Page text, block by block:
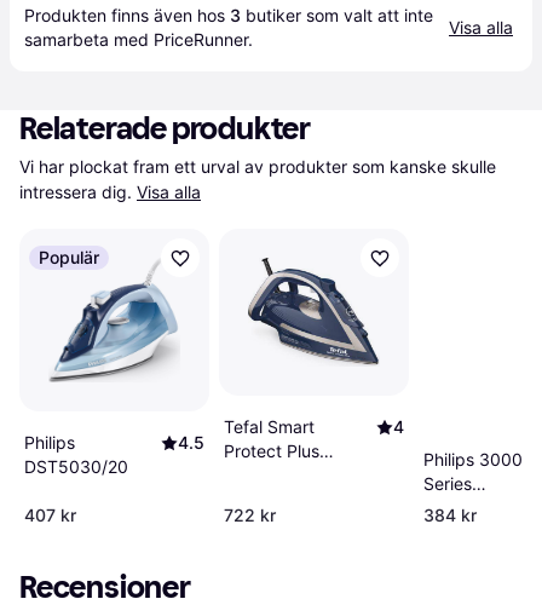
Produkten finns även hos 3 butiker som valt att inte
samarbeta med PriceRunner.
Visa alla
Relaterade produkter
Vi har plockat fram ett urval av produkter som kanske skulle
intressera dig. Visa alla
Populär
Philips
DST5030/20
4.5
407 kr
Tefal Smart
Protect Plus
4
722 kr
Philips 3000
Series
DST3030/70
384 kr
Recensioner